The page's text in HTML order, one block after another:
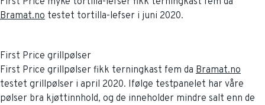
Bramat.no testet tortilla-lefser i juni 2020.
First Price grillpølser
First Price grillpølser fikk terningkast fem da Bramat.no
testet grillpølser i april 2020. Ifølge testpanelet har våre
pølser bra kjøttinnhold, og de inneholder mindre salt enn de